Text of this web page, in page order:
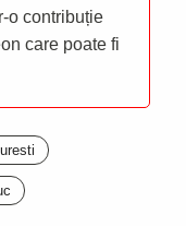
o contribuție
care poate fi